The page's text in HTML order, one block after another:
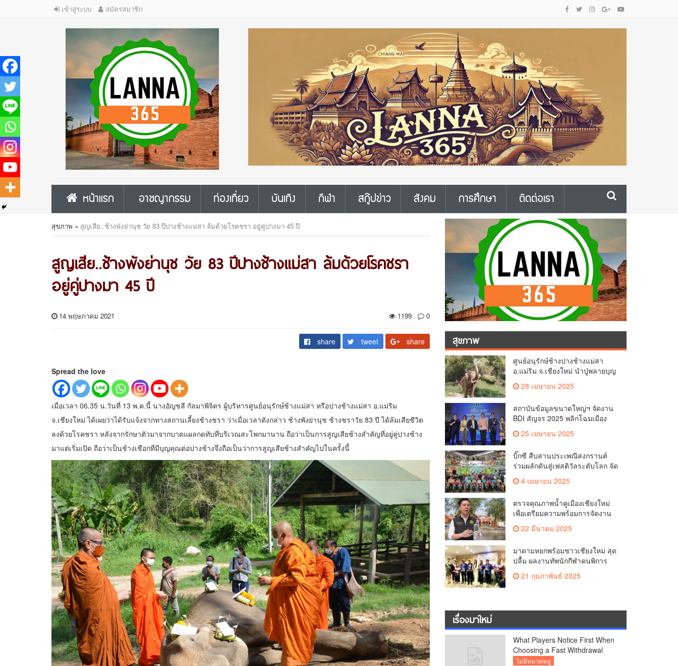
เข้าสู่ระบบ สมัครสมาชิก
หน้าแรก อาชญากรรม ท่องเที่ยว บันเทิง กีฬา สกู๊ปข่าว สังคม การศึกษา ติดต่อเรา
สุขภาพ » สูญเสีย..ช้างพังย่านุช วัย 83 ปีปางช้างแม่สา ล้มด้วยโรคชรา อยู่คู่ปางมา 45 ปี
สูญเสีย..ช้างพังย่านุช วัย 83 ปีปางช้างแม่สา ล้มด้วยโรคชรา
อยู่คู่ปางมา 45 ปี
14 พฤษภาคม 2021 1199 0
share tweet share
Spread the love
เมื่อเวลา 06.35 น.วันที่ 13 พ.ค.นี้ นางอัญชลี กัลมาพิจิตร ผู้บริหารศูนย์อนุรักษ์ช้างแม่สา หรือปางช้างแม่สา อ.แม่ริม
จ.เชียงใหม่ ได้เผยว่าได้รับแจ้งจากทางสถานเลี้ยงช้างชรา ว่าเมื่อเวลาดังกล่าว ช้างพังย่านุช ช้างชราวัย 83 ปี ได้ล้มเสียชีวิต
ลงด้วยโรคชรา หลังจากรักษาตัวมาจากบาดแผลกดทับที่บริเวณสะโพกมานาน ถือว่าเป็นการสูญเสียช้างสำคัญที่อยู่คู่ปางช้าง
มาแต่เริ่มเปิด ถือว่าเป็นช้างเชือกที่มีบุญคุณต่อปางช้างจึงถือเป็นว่าการสูญเสียช้างสำคํญไปในครั้งนี้
สุขภาพ
ศูนย์อนุรักษ์ช้างปางช้างแม่สา
อ.แม่ริม จ.เชียงใหม่ นำปู่พลายบุญ
เป็ง วัยกว่า 65 ปี เข้าสู่บ้านพักช้าง
ชรา เพื่อพักผ่อนเต็มที่
28 เมษายน 2025
สถาบันข้อมูลขนาดใหญ่ฯ จัดงาน
BDI สัญจร 2025 พลิกโฉมเมือง
ด้วย Big Data & AI ครั้งที่ 2 ที่
จ.เชียงใหม่ ผลักดันการใช้ข้อมูล
เพื่อยกระดับเมือง สังคม และ
คุณภาพชีวิตของชาวเชียงใหม่
25 เมษายน 2025
บิ๊กซี สืบสานประเพณีสงกรานต์
ร่วมผลักดันสู่เฟสติวัลระดับโลก จัด
แคมเปญ “สาดสนุกรับสงกรานต์ที่
บิ๊กซี” อัดโปรฉ่ำ ลดสูงสุด 50%
กระตุ้นการเดินทางนักท่องเที่ยว
ไทย – ต่างชาติ คาดยอดขายโตก
ว่า 2,132 ล้านบาท
4 เมษายน 2025
ตรวจคุณภาพน้ำคูเมืองเชียงใหม่
เพื่อเตรียมความพร้อมการจัดงาน
ประเพณีสงกรานต์ หรือป๋าเวณีปี๋
ใหม่เมืองเจียงใหม่ ประจำปี 2568
22 มีนาคม 2025
มาดามหยกพร้อมชาวเชียงใหม่ สุด
ปลื้ม ผลงานทัพนักกีฬาคนพิการ
เชียงใหม่ คว้าเหรียญ “อัญมณี
เกมส์”ที่จันทบุรีam เชียงใหม่
21 กุมภาพันธ์ 2025
เรื่องมาใหม่
What Players Notice First When
Choosing a Fast Withdrawal
Casino UK
ไม่มีหมวดหมู่